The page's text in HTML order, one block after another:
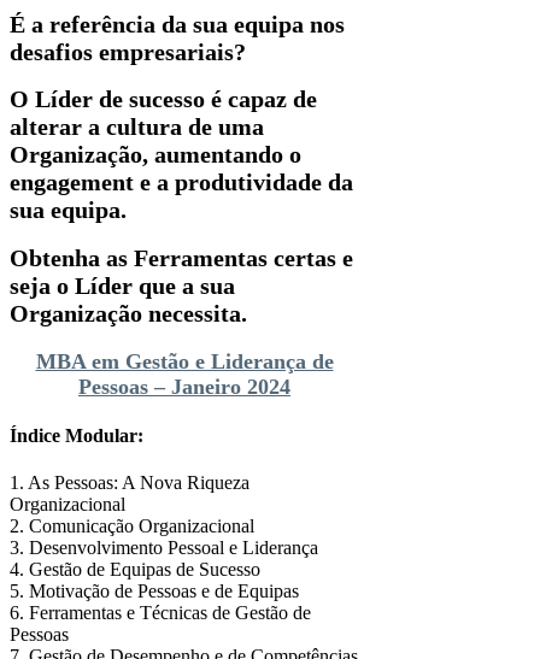
É a referência da sua equipa nos
desafios empresariais?
O Líder de sucesso é capaz de
alterar a cultura de uma
Organização, aumentando o
engagement e a produtividade da
sua equipa.
Obtenha as Ferramentas certas e
seja o Líder que a sua
Organização necessita.
MBA em Gestão e Liderança de
Pessoas – Janeiro 2024
Índice Modular:
1. As Pessoas: A Nova Riqueza
Organizacional
2. Comunicação Organizacional
3. Desenvolvimento Pessoal e Liderança
4. Gestão de Equipas de Sucesso
5. Motivação de Pessoas e de Equipas
6. Ferramentas e Técnicas de Gestão de
Pessoas